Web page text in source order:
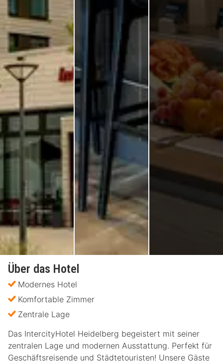
Über das Hotel
Modernes Hotel
Komfortable Zimmer
Zentrale Lage
Das IntercityHotel Heidelberg begeistert mit seiner
zentralen Lage und modernen Ausstattung. Perfekt für
Geschäftsreisende und Städtetouristen! Unsere Gäste